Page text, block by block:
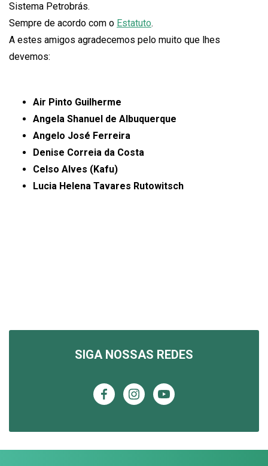
Sistema Petrobrás.
Sempre de acordo com o Estatuto.
A estes amigos agradecemos pelo muito que lhes
devemos:
Air Pinto Guilherme
Angela Shanuel de Albuquerque
Angelo José Ferreira
Denise Correia da Costa
Celso Alves (Kafu)
Lucia Helena Tavares Rutowitsch
SIGA NOSSAS REDES